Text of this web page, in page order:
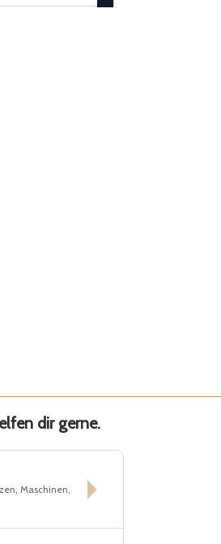
dir gerne.
Maschinen,